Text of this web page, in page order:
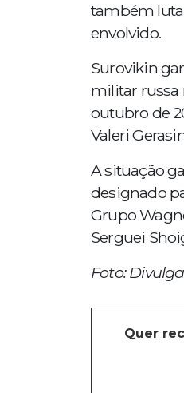
também
envolvido.
Surovikin
militar russa
outubro de
Valeri
A situação
designado
Grupo
Serguei
Foto:
Quer